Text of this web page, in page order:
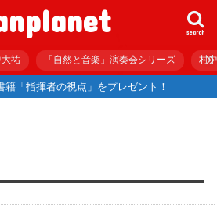
search
祐 「自然と音楽」演奏会シリーズ 村
籍「指揮者の視点」をプレゼント！